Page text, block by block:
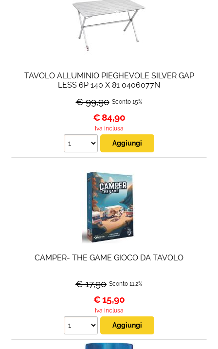
TAVOLO ALLUMINIO PIEGHEVOLE SILVER GAP
LESS 6P 140 X 81 0406077N
€ 99,90 Sconto 15%
€84,90
Iva inclusa
CAMPER- THE GAME GIOCO DA TAVOLO
€ 17,90 Sconto 11.2%
€15,90
Iva inclusa